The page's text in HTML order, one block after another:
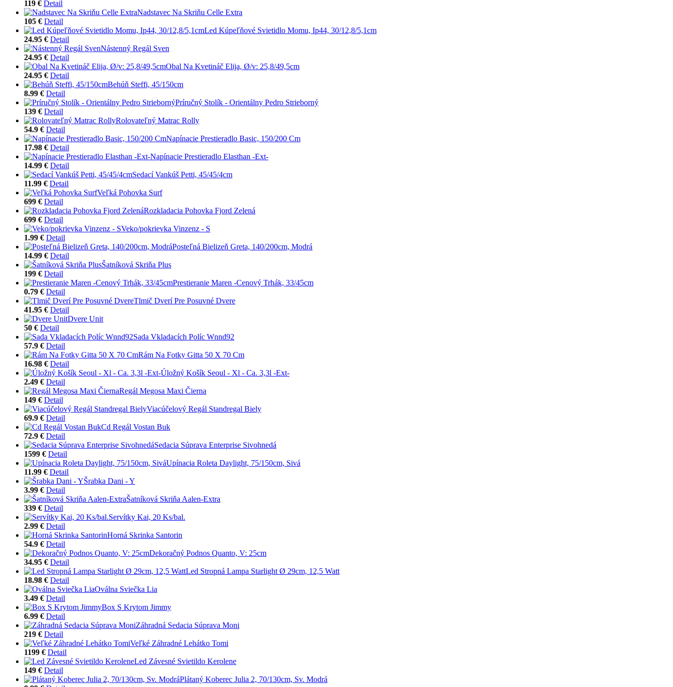
119 € Detail
Nadstavec Na Skriňu Celle Extra
105 € Detail
Led Kúpeľňové Svietidlo Momu, Ip44, 30/12,8/5,1cm
24.95 € Detail
Nástenný Regál Sven
24.95 € Detail
Obal Na Kvetináč Elija, Ø/v: 25,8/49,5cm
24.95 € Detail
Behúň Steffi, 45/150cm
8.99 € Detail
Príručný Stolík - Orientálny Pedro Strieborný
139 € Detail
Rolovateľný Matrac Rolly
54.9 € Detail
Napínacie Prestieradlo Basic, 150/200 Cm
17.98 € Detail
Napínacie Prestieradlo Elasthan -Ext-
14.99 € Detail
Sedací Vankúš Petti, 45/45/4cm
11.99 € Detail
Veľká Pohovka Surf
699 € Detail
Rozkladacia Pohovka Fjord Zelená
699 € Detail
Veko/pokrievka Vinzenz - S
1.99 € Detail
Posteľná Bielizeň Greta, 140/200cm, Modrá
14.99 € Detail
Šatníková Skriňa Plus
199 € Detail
Prestieranie Maren -Cenový Trhák, 33/45cm
0.79 € Detail
Tlmič Dverí Pre Posuvné Dvere
41.95 € Detail
Dvere Unit
50 € Detail
Sada Vkladacích Políc Wnnd92
57.9 € Detail
Rám Na Fotky Gitta 50 X 70 Cm
16.98 € Detail
Úložný Košík Seoul - Xl - Ca. 3,3l -Ext-
2.49 € Detail
Regál Megosa Maxi Čierna
149 € Detail
Viacúčelový Regál Standregal Biely
69.9 € Detail
Cd Regál Vostan Buk
72.9 € Detail
Sedacia Súprava Enterprise Sivohnedá
1599 € Detail
Upínacia Roleta Daylight, 75/150cm, Sivá
11.99 € Detail
Šrabka Dani - Y
3.99 € Detail
Šatníková Skriňa Aalen-Extra
339 € Detail
Servítky Kai, 20 Ks/bal.
2.99 € Detail
Horná Skrinka Santorin
54.9 € Detail
Dekoračný Podnos Quanto, V: 25cm
34.95 € Detail
Led Stropná Lampa Starlight Ø 29cm, 12,5 Watt
18.98 € Detail
Oválna Sviečka Lia
3.49 € Detail
Box S Krytom Jimmy
6.99 € Detail
Záhradná Sedacia Súprava Moni
219 € Detail
Veľké Záhradné Lehátko Tomi
1199 € Detail
Led Závesné Svietildo Kerolene
149 € Detail
Plátaný Koberec Julia 2, 70/130cm, Sv. Modrá